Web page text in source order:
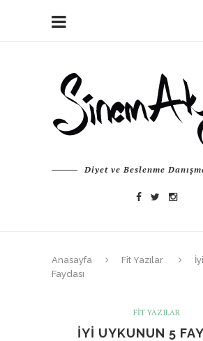
Diyet ve Beslenme
Anasayfa Fit Yazılar
Faydası
FIT YAZILAR
İYI UYKUNUN 5